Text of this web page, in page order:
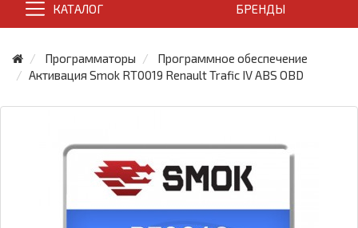
КАТАЛОГ БРЕНДЫ
Программаторы
Программное обеспечение
Активация Smok RT0019 Renault Trafic IV ABS OBD